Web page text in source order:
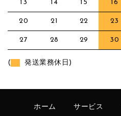
13 14 15 16
20 21 22 23
27 28 29 30
( 発送業務休日)
ホーム サービス